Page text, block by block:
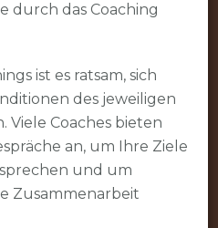
durch das Coaching
ist es ratsam, sich
des jeweiligen
Viele Coaches bieten
an, um Ihre Ziele
und um
Zusammenarbeit